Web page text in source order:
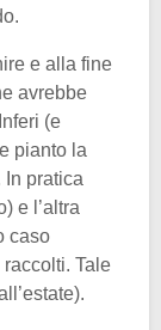
e alla fine
avrebbe
(e
pianto la
pratica
e l’altra
caso
Tale